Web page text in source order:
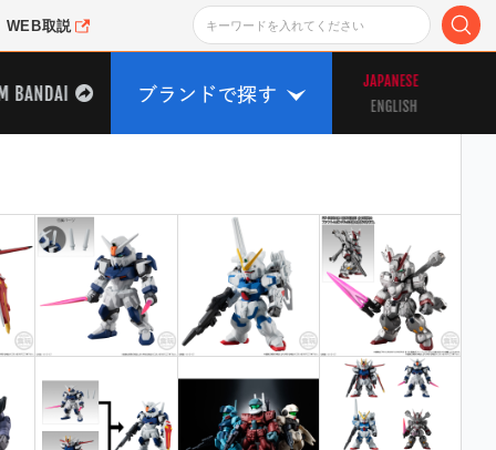
WEB取説